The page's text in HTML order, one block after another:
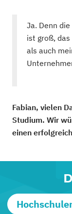
Ja. Denn
ist groß,
als auch
Fabian, vielen
Studium. Wir
einen